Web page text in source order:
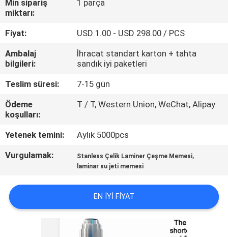
KALITE
KONTROL
BIZIMLE
ILETIŞIME
GEÇIN
BIR
TEKLIF
NEWS
Min sipariş
miktarı:
1 parça
Fiyat:
USD 1.00 - USD 298.00 / PCS
Ambalaj
bilgileri:
İhracat standart karton + tahta
sandık iyi paketleri
Teslim süresi:
7-15 gün
Ödeme
koşulları:
T / T, Western Union, WeChat, Alipay
Yetenek temini:
Aylık 5000pcs
Vurgulamak:
Stanless Çelik Laminer Çeşme Memesi,
laminar su jeti memesi
EN IYI FIYAT